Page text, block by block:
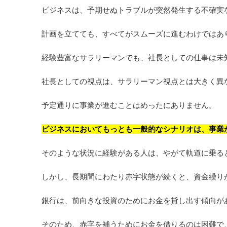
ビジネスは、予期せぬトラブルが突然発生する不確実
計画を立てても、すべてがスムーズに進むわけではあ
経験豊富なサラリーマンでも、社長としての仕事は未
社長としての視点は、サラリーマン視点とは大きく異
予定通りに事業が進むことはめったにありません。
ビジネスにおいてもっとも一般的なシナリオは、事
そのような状況に経験がある人は、やがて軌道に乗
しかし、長期間にわたり赤字状態が続くと、資金繰
銀行は、前向きな投資のためにお金を貸し出す傾向が
そのため、赤字を補うためにお金を借りるのは困難